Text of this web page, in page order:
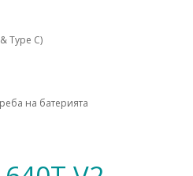
Type C)
на батерията